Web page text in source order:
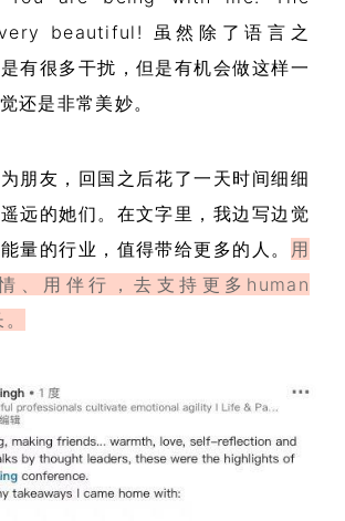
beautiful! 虽然除了语言之
有很多干扰，但是有机会做这样一
还是非常美妙。
朋友，回国之后花了一天时间细细
远的她们。在文字里，我边写边觉
量的行业，值得带给更多的人。 用
、用伴行，去支持更多human